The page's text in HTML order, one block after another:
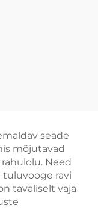
seade
mõjutavad
Need
ravi
tavaliselt vaja